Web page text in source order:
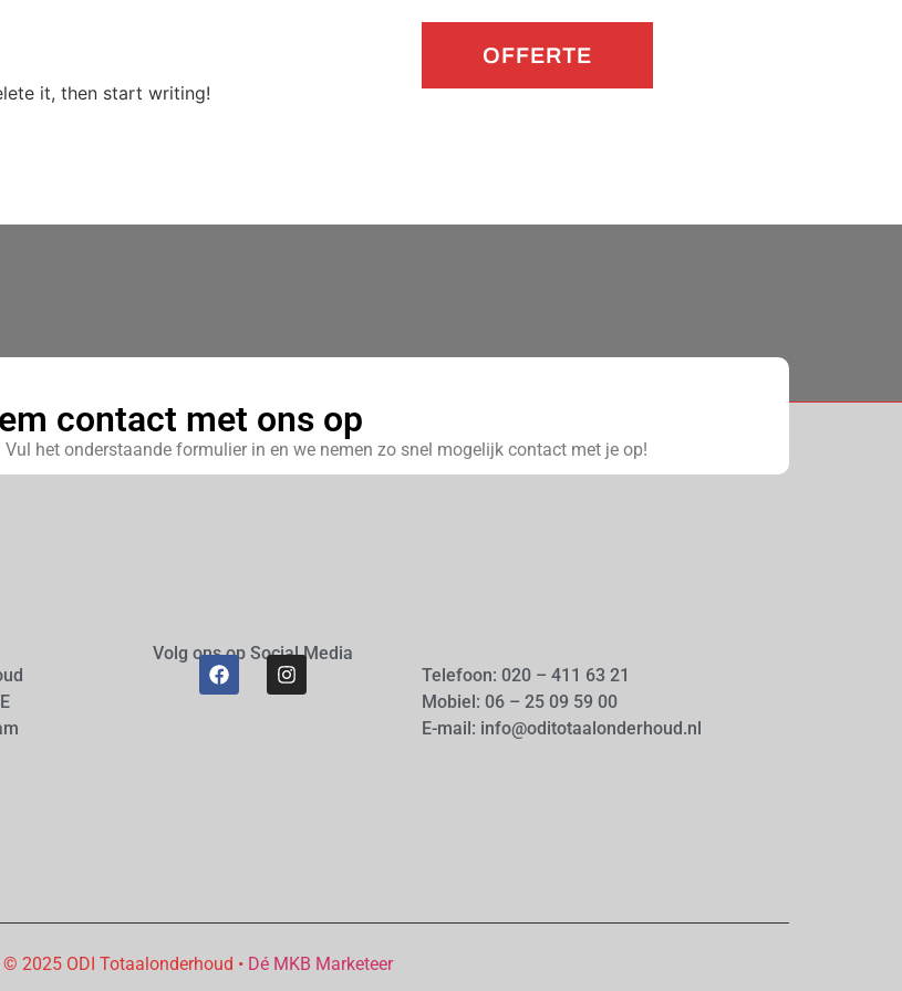
OFFERTE
it, then start writing!
contact met ons op
het onderstaande formulier in en we nemen zo snel mogelijk contact met je op!
Volg ons op Social Media
Telefoon: 020 – 411 63 21
Mobiel: 06 – 25 09 59 00
E-mail: info@oditotaalonderhoud.nl
2025 ODI Totaalonderhoud • Dé MKB Marketeer